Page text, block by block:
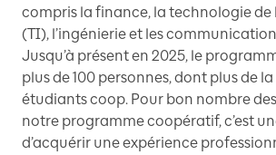
compris la finance, la technologie de
(TI), l’ingénierie et les
Jusqu’à présent en 2025, le
plus de 100 personnes, dont plus de
étudiants coop. Pour bon nombre
notre programme coopératif, c’est
d’acquérir une expérience